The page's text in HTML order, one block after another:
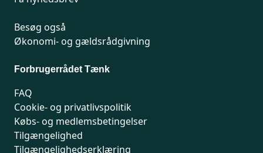
Besøg også
Økonomi- og gældsrådgivning
Forbrugerrådet Tænk
FAQ
Cookie- og privatlivspolitik
Købs- og medlemsbetingelser
Tilgængelighed
Tilgængelighedserklæring